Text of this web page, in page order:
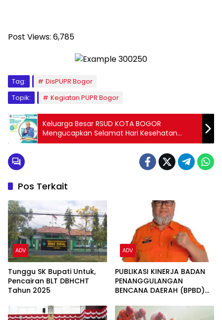
Post Views: 6,785
Tag:
DisPUPR Bogor
Topik:
Kegiatan PUPR Bogor
Keluarga Besar RSUD KOTA BOGOR
Mengucapkan Selamat Hari Kesehatan
Nasional 2024
Pos Terkait
ADV
Tunggu SK Bupati Untuk,
Pencairan BLT DBHCHT
Tahun 2025
ADV
PUBLIKASI KINERJA BADAN
PENANGGULANGAN
BENCANA DAERAH (BPBD)
2025